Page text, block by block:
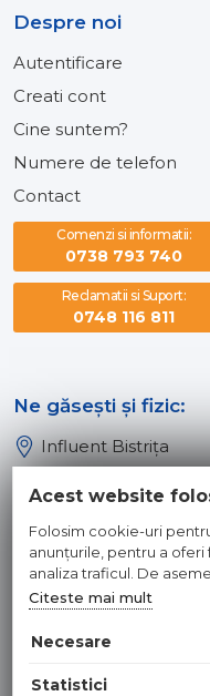
Despre noi
Autentificare
Creati cont
Cine suntem?
Numere de telefon
Contact
Comenzi si informatii:
0738 793 740
Reclamatii si Suport:
0748 116 811
Ne găsești și fizic:
Influent Bistrița
Influent Dej
© 2026 INFLUENT SRL
Toate preturile sunt
Hosted byNameBox
Acest website
Folosim cookie-uri
anunțurile, pentru a
analiza traficul. De
rețele sociale, de
la modul în care folosiți
cu alte informații oferite
Citeste mai mult
Necesare
Statistici